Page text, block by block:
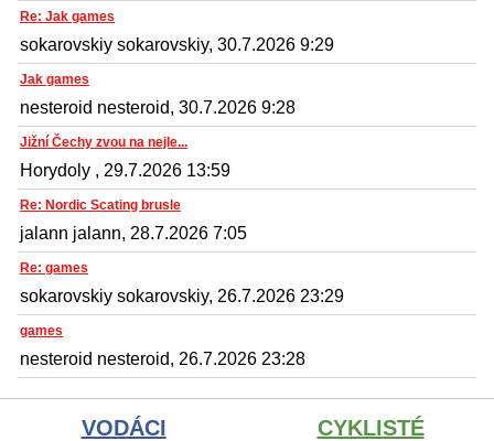
Re: Jak games
sokarovskiy sokarovskiy, 30.7.2026 9:29
Jak games
nesteroid nesteroid, 30.7.2026 9:28
Jižní Čechy zvou na nejle...
Horydoly , 29.7.2026 13:59
Re: Nordic Scating brusle
jalann jalann, 28.7.2026 7:05
Re: games
sokarovskiy sokarovskiy, 26.7.2026 23:29
games
nesteroid nesteroid, 26.7.2026 23:28
VODÁCI CYKLISTÉ